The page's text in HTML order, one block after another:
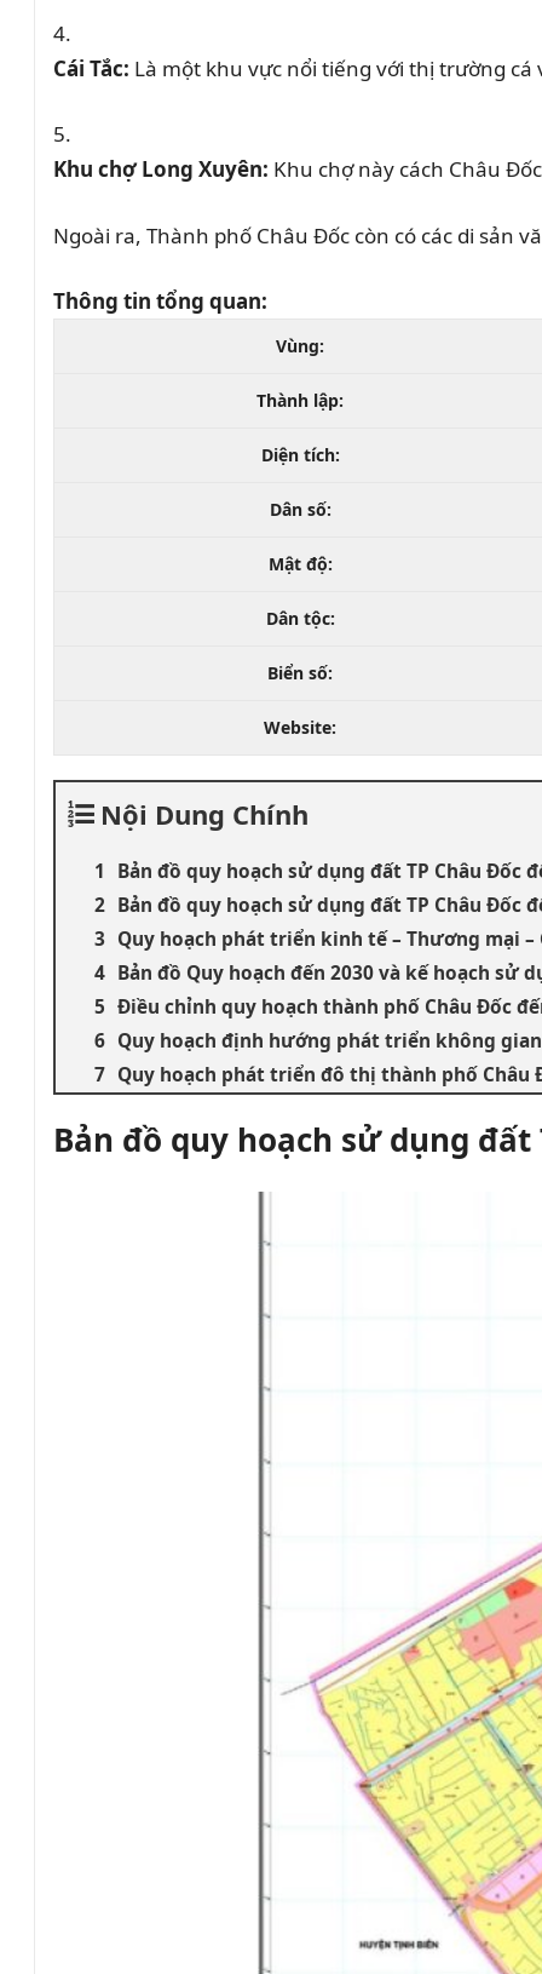
Cái Tắc: Là một khu vực nổi tiếng với thị trường
Khu chợ Long Xuyên: Khu chợ này cách Châu
Ngoài ra, Thành phố Châu Đốc còn có các di sản
Thông tin tổng quan:
Vùng:
Thành lập:
Diện tích:
Dân số:
Mật độ:
Dân tộc:
Biển số:
Website:
Nội Dung Chính
Bản đồ quy hoạch sử dụng đất TP Châu Đốc
Bản đồ quy hoạch sử dụng đất TP Châu Đốc
Quy hoạch phát triển kinh tế – Thương mại –
Bản đồ Quy hoạch đến 2030 và kế hoạch sử
Điều chỉnh quy hoạch thành phố Châu Đốc
Quy hoạch định hướng phát triển không
Quy hoạch phát triển đô thị thành phố Châu
Bản đồ quy hoạch sử dụng đất